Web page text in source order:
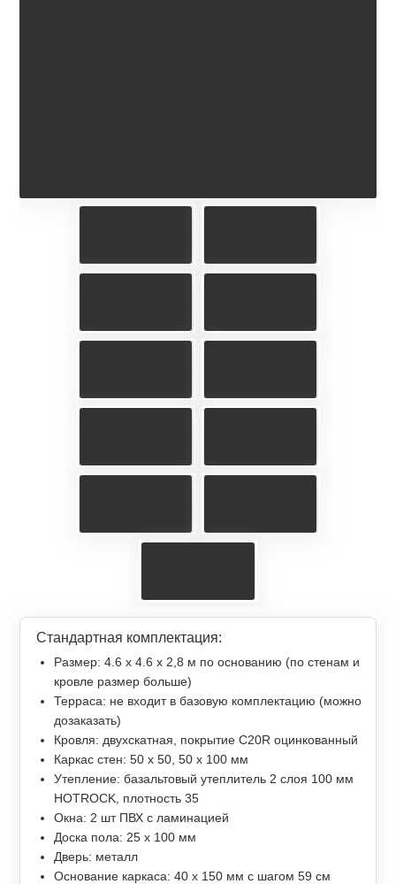
Стандартная комплектация:
Размер: 4.6 х 4.6 х 2,8 м по основанию (по стенам и
кровле размер больше)
Терраса: не входит в базовую комплектацию (можно
дозаказать)
Кровля: двухскатная, покрытие С20R оцинкованный
Каркас стен: 50 х 50, 50 х 100 мм
Утепление: базальтовый утеплитель 2 слоя 100 мм
HOTROCK, плотность 35
Окна: 2 шт ПВХ с ламинацией
Доска пола: 25 х 100 мм
Дверь: металл
Основание каркаса: 40 х 150 мм с шагом 59 см